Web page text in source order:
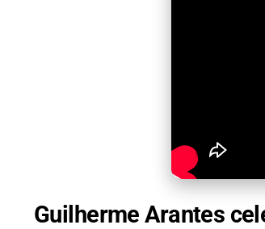
Guilherme Arantes